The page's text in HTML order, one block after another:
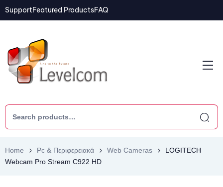
SupportFeatured ProductsFAQ
Home Pc & Περιφερειακά Web Cameras
LOGITECH
Webcam Pro Stream C922 HD